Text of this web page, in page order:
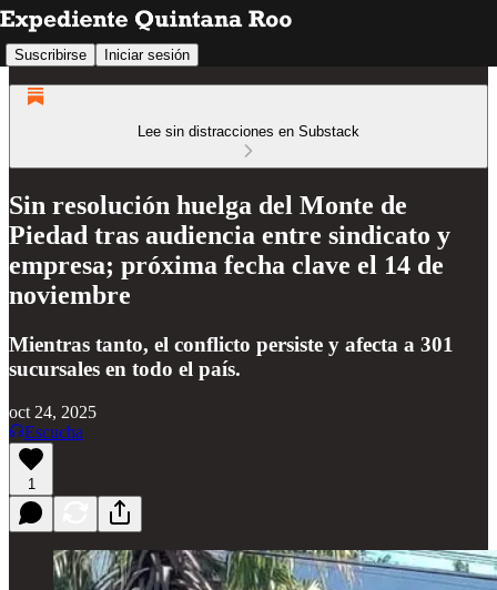
Suscribirse Iniciar sesión
Lee sin distracciones en Substack
Sin resolución huelga del Monte de
Piedad tras audiencia entre sindicato y
empresa; próxima fecha clave el 14 de
noviembre
Mientras tanto, el conflicto persiste y afecta a 301
sucursales en todo el país.
oct 24, 2025
Escucha
1